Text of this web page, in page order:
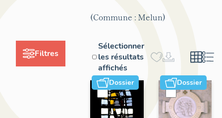
Filtres
(Commune : Melun)
Sélectionner
les résultats
affichés
Dossier Dossier